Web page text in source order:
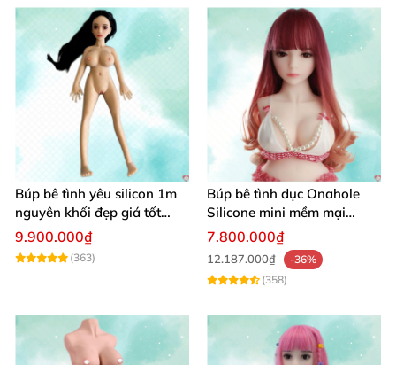
Búp bê tình yêu silicon 1m
nguyên khối đẹp giá tốt
giao nhanh
9.900.000₫
(363)
Búp bê tình dục Onahole
Silicone mini mềm mại
54cm
7.800.000₫
12.187.000₫
-36%
(358)